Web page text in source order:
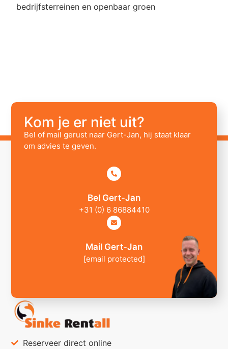
bedrijfsterreinen en openbaar groen
Reserveer direct online
Kom je er niet uit?
Bel of mail gerust naar Gert-Jan, hij staat klaar
om advies te geven.
Bel Gert-Jan
+31 (0) 6 86884410
Mail Gert-Jan
[email protected]